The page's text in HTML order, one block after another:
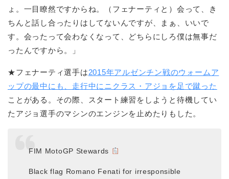
ょ。一目瞭然ですからね。（フェナーティと）会って、き
ちんと話し合ったりはしてないんですが、まぁ、いいで
す。会ったって会わなくなって、どちらにしろ僕は無事だ
ったんですから。」
★フェナーティ選手は2015年アルゼンチン戦のウォームア
ップの最中にも、走行中にニクラス・アジョを足で蹴った
ことがある。その際、スタート練習をしようと待機してい
たアジョ選手のマシンのエンジンを止めたりもした。
FIM MotoGP Stewards
Black flag Romano Fenati for irresponsible